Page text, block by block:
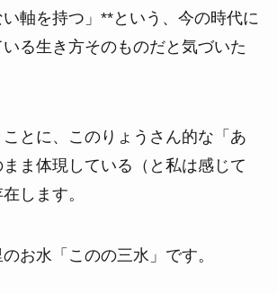
軸を持つ」**という、今の時代に
る生き方そのものだと気づいた
とに、このりょうさん的な「あ
ま体現している（と私は感じて
します。
お水「このの三水」です。